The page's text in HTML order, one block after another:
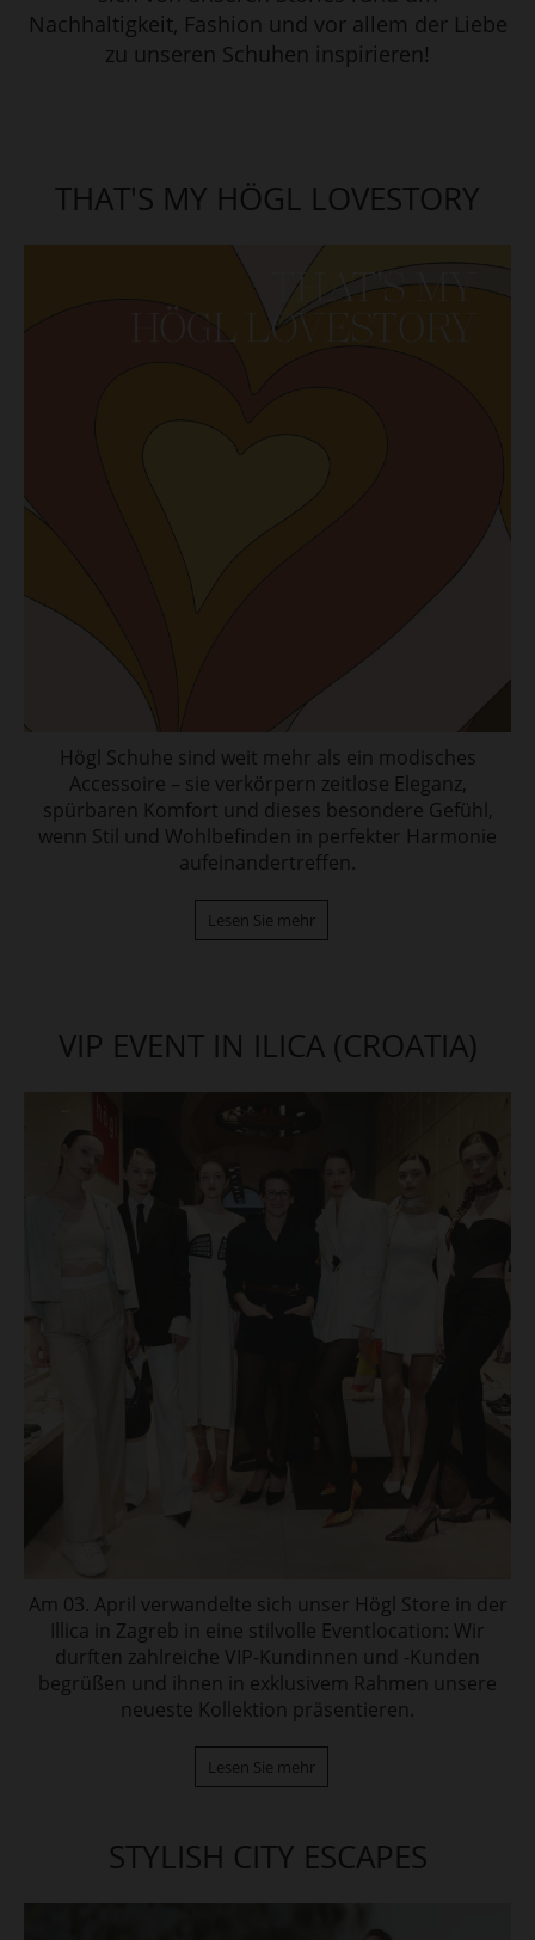
Nachhaltigkeit, Fashion und vor allem der Liebe
zu unseren Schuhen inspirieren!
THAT'S MY HÖGL LOVESTORY
Högl Schuhe sind weit mehr als ein modisches
Accessoire – sie verkörpern zeitlose Eleganz,
spürbaren Komfort und dieses besondere Gefühl,
wenn Stil und Wohlbefinden in perfekter Harmonie
aufeinandertreffen.
Lesen Sie mehr
VIP EVENT IN ILICA (CROATIA)
Am 03. April verwandelte sich unser Högl Store in der
Illica in Zagreb in eine stilvolle Eventlocation: Wir
durften zahlreiche VIP-Kundinnen und -Kunden
begrüßen und ihnen in exklusivem Rahmen unsere
neueste Kollektion präsentieren.
Lesen Sie mehr
STYLISH CITY ESCAPES